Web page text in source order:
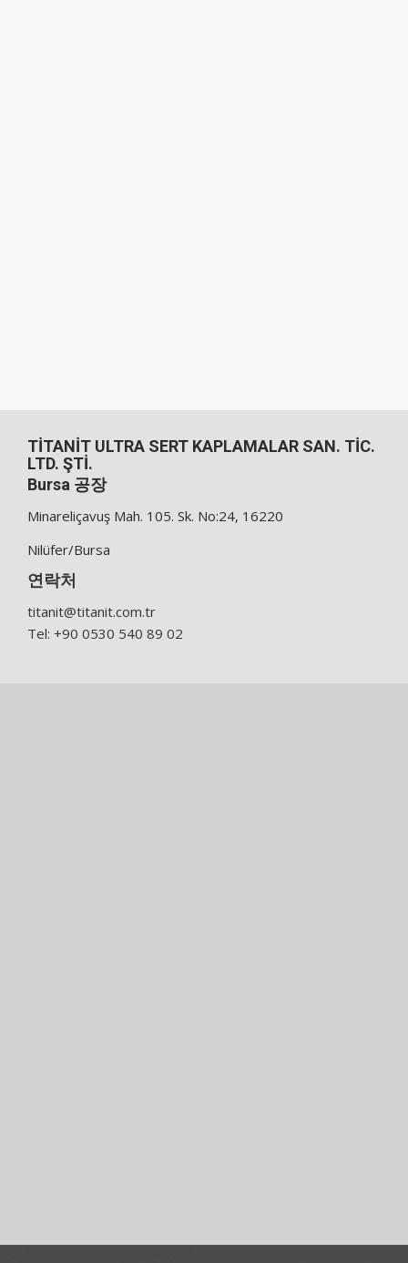
TİTANİT ULTRA SERT KAPLAMALAR SAN. TİC.
LTD. ŞTİ.
Bursa 공장
Minareliçavuş Mah. 105. Sk. No:24, 16220
Nilüfer/Bursa
연락처
titanit@titanit.com.tr
Tel: +90 0530 540 89 02